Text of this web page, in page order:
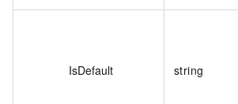
IsDefault string